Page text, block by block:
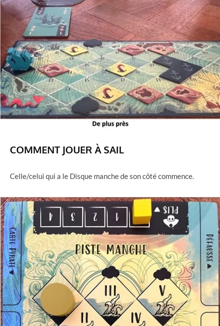
COMMENT JOUER À SAIL
Celle/celui qui a le Disque manche de son côté commence.